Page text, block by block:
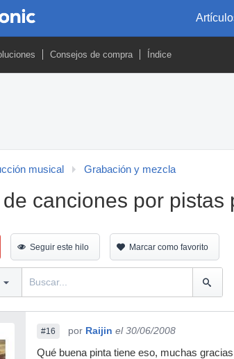
Consejos de compra Índice
musical Grabación y mezcla
canciones por pistas
Seguir este hilo Marcar como favorito
#16 por Raijin el 30/06/2008
Qué buena pinta tiene eso, muchas